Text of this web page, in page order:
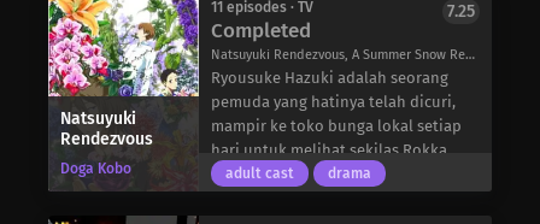
menewaskan miliaran orang dan
memusnahkan Eurasia. Meskipun
BETA dapat dihancurkan dengan
senjata konvensional, kelas laser
mereka mampu memusnahkan
seluruh armada pesawat terbang,
memaksa manusia untuk
mengembangkan pakaian tempur
Natsuyuki
Rendezvous
Doga Kobo
11 episodes · TV
Completed
Natsuyuki Rendezvous, A Summer Snow Rendezvous, 夏雪ランデブー
7.25
Ryousuke Hazuki adalah seorang
pemuda yang hatinya telah dicuri,
mampir ke toko bunga lokal setiap
hari untuk melihat sekilas Rokka
Shimao yang cantik, pemilik toko.
adult cast drama